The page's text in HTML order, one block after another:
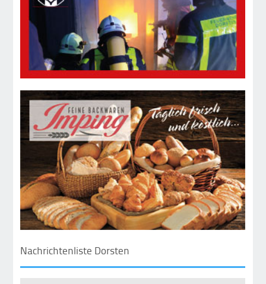
Nachrichtenliste Dorsten